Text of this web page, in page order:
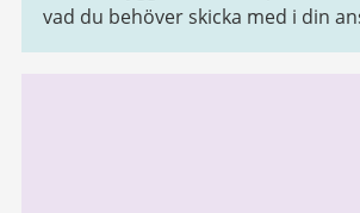
vad du behöver skicka med i din